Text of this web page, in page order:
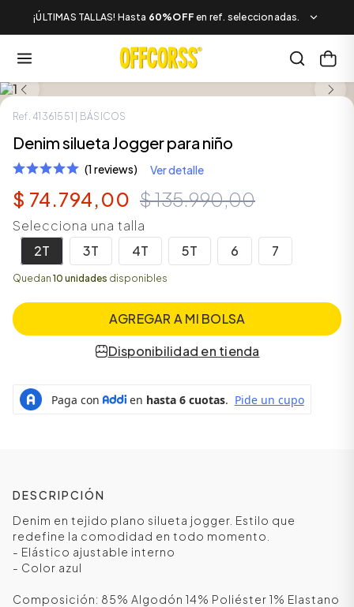
¡ÚLTIMAS TALLAS! Hasta 60%OFF en ref. seleccionadas.
LOOK COMPLETO
Ref.41361551 | BÁSICOS
Denim silueta Jogger para niño
(1 reviews) Ver detalle
$ 74.794,00 $135.990,00
Selecciona una talla
2T
3T 4T 5T 6 7
Quedan 10 unidades disponibles
AGREGAR A MI BOLSA
Disponibilidad en tienda
DESCRIPCIÓN
Denim en tejido plano silueta jogger. Estilo que
redefine la comodidad en todo momento.
- Elástico ajustable interno
- Color azul
Composición: 85% Algodón 14% Poliéster 1% Elastano